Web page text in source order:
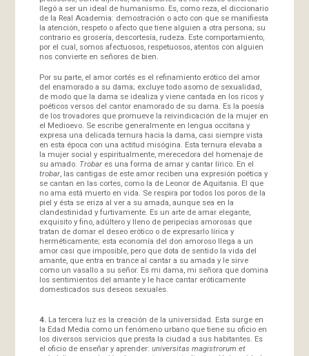
llegó a ser un ideal de humanismo. Es, como reza, el diccionario
de la Real Academia: demostración o acto con que se manifiesta
la atención, respeto o afecto que tiene alguien a otra persona; su
contrario es grosería, descortesía, rudeza. Este comportamiento,
por el cual, somos afectuosos, respetuosos, atentos con alguien
nos convierte en señores de bien.
Por su parte, el amor cortés es el refinamiento erótico del amor
del enamorado a su dama; excluye todo asomo de sexualidad,
de modo que la dama se idealiza y viene cantada en los ricos y
poéticos versos del cantor enamorado de su dama. Es la poesía
de los trovadores que promueve la reivindicación de la mujer en
el Medioevo. Se escribe generalmente en lengua occitana y
expresa una delicada ternura hacia la dama, casi siempre vista
en esta época con una actitud misógina. Esta ternura elevaba a
la mujer social y espiritualmente, merecedora del homenaje de
su amado. Trobares una forma de amar y cantar lírico. En el
trobar, las cantigas de este amor reciben una expresión poética y
se cantan en las cortes, como la de Leonor de Aquitania. El que
no ama está muerto en vida. Se respira por todos los poros de la
piel y ésta se eriza al ver a su amada, aunque sea en la
clandestinidad y furtivamente. Es un arte de amar elegante,
exquisito y fino, adúltero y lleno de peripecias amorosas que
tratan de domar el deseo erótico o de expresarlo lírica y
herméticamente; esta economía del don amoroso llega a un
amor casi que imposible, pero que dota de sentido la vida del
amante, que entra en trance al cantar a su amada y le sirve
como un vasallo a su señor. Es mi dama, mi señora que domina
los sentimientos del amante y le hace cantar eróticamente
domesticados sus deseos sexuales.
4. La tercera luz es la creación de la universidad. Esta surge en
la Edad Media como un fenómeno urbano que tiene su oficio en
los diversos servicios que presta la ciudad a sus habitantes. Es
el oficio de enseñar y aprender: universitas magistrorum et